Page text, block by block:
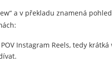
a v překladu znamená
Instagram Reels, tedy